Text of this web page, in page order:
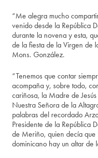
“Me alegra mucho
venido desde la República
durante la novena y esta,
de la fiesta de la Virgen de
Mons. González.
“Tenemos que contar
acompaña y, sobre todo,
cariñosa, la Madre de
Nuestra Señora de la
palabras del recordado
Presidente de la República
de Meriño, quien decía
dominicano hay un altar de